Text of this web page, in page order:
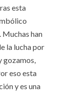
esta
Muchas han
la lucha por
gozamos,
eso esta
y es una